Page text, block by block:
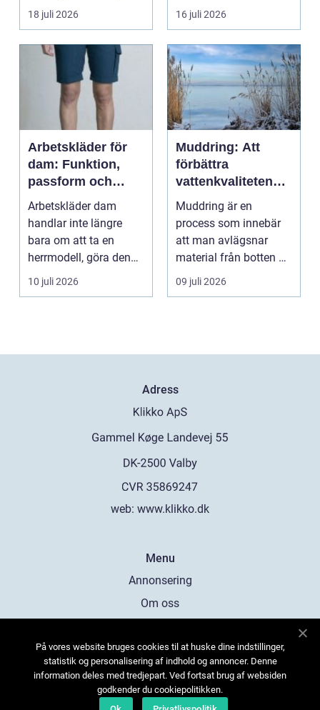
familjer. Kon...
18 juli 2026 16 juli 2026
Arbetskläder för
dam: Funktion,
passform och
hållbarhet i fokus
Arbetskläder dam
handlar inte längre
bara om att ta en
herrmodell, göra den
mindre oc...
10 juli 2026
Muddring: Att
förbättra
vattenkvaliteten
och möjliggöra
navigering
Muddring är en
process som innebär
att man avlägsnar
material från botten av
en...
09 juli 2026
Adress
web: www.klikko.dk
Menu
Annonsering
Om oss
Kontakta oss
Sitemap
På vores website bruges cookies til at huske dine indstillinger,
statistik og personalisering af indhold og annoncer. Denne
information deles med tredjepart. Ved fortsat brug af websiden
godkender du cookiepolitikken.